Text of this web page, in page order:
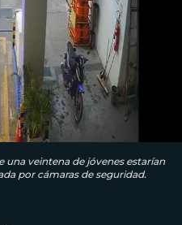
una veintena de jóvenes estarían
por cámaras de seguridad.